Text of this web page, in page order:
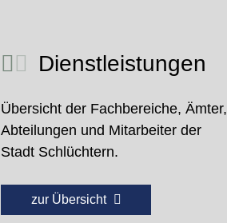
Dienstleistungen
Übersicht der Fachbereiche, Ämter,
Abteilungen und Mitarbeiter der
Stadt Schlüchtern.
zur Übersicht